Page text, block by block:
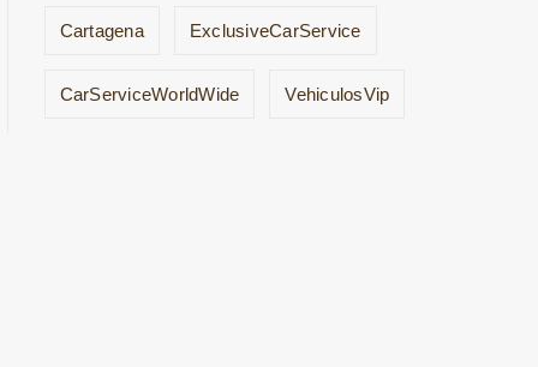
Cartagena ExclusiveCarService
CarServiceWorldWide VehiculosVip